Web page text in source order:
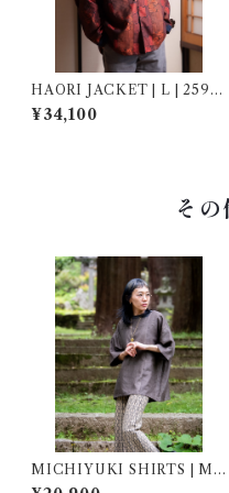
HAORI JACKET | L | 2590
06
¥34,100
そ
MICHIYUKI SHIRTS | M |
267010